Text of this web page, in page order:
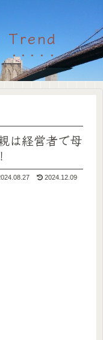
Trend
は経営者で母
2024.12.09